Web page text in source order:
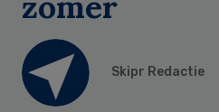
Skipr Redactie